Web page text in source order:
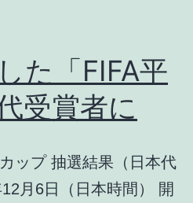
た「FIFA平
受賞者に
ップ 抽選結果（日本代
月6日（日本時間） 開